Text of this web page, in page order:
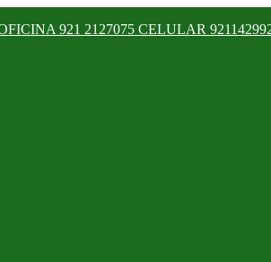
921 2127075 CELULAR